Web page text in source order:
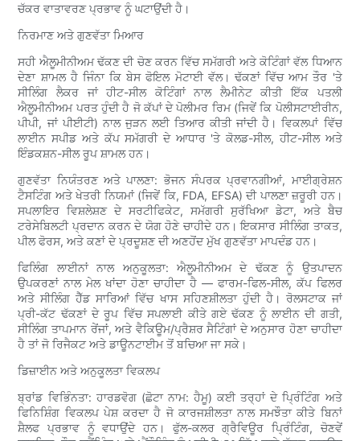
ਚੱਕਰ ਵਾਤਾਵਰਣ ਪ੍ਰਭਾਵ ਨੂੰ ਘਟਾਉਂਦੀ ਹੈ।
ਨਿਰਮਾਣ ਅਤੇ ਗੁਣਵੱਤਾ ਮਿਆਰ
ਸਹੀ ਐਲੂਮੀਨੀਅਮ ਢੱਕਣ ਦੀ ਚੋਣ ਕਰਨ ਵਿੱਚ ਸਮੱਗਰੀ ਅਤੇ ਕੋਟਿੰਗਾਂ ਵੱਲ ਧਿਆਨ
ਦੇਣਾ ਸ਼ਾਮਲ ਹੈ ਜਿੰਨਾ ਕਿ ਬੇਸ ਫੋਇਲ ਮੋਟਾਈ ਵੱਲ। ਢੱਕਣਾਂ ਵਿੱਚ ਆਮ ਤੌਰ 'ਤੇ
ਸੀਲਿੰਗ ਲੈਕਰ ਜਾਂ ਹੀਟ-ਸੀਲ ਕੋਟਿੰਗਾਂ ਨਾਲ ਲੈਮੀਨੇਟ ਕੀਤੀ ਇੱਕ ਪਤਲੀ
ਐਲੂਮੀਨੀਅਮ ਪਰਤ ਹੁੰਦੀ ਹੈ ਜੋ ਕੱਪਾਂ ਦੇ ਪੋਲੀਮਰ ਰਿਮ (ਜਿਵੇਂ ਕਿ ਪੋਲੀਸਟਾਈਰੀਨ,
ਪੀਪੀ, ਜਾਂ ਪੀਈਟੀ) ਨਾਲ ਜੁੜਨ ਲਈ ਤਿਆਰ ਕੀਤੀ ਜਾਂਦੀ ਹੈ। ਵਿਕਲਪਾਂ ਵਿੱਚ
ਲਾਈਨ ਸਪੀਡ ਅਤੇ ਕੱਪ ਸਮੱਗਰੀ ਦੇ ਆਧਾਰ 'ਤੇ ਕੋਲਡ-ਸੀਲ, ਹੀਟ-ਸੀਲ ਅਤੇ
ਇੰਡਕਸ਼ਨ-ਸੀਲ ਰੂਪ ਸ਼ਾਮਲ ਹਨ।
ਗੁਣਵੱਤਾ ਨਿਯੰਤਰਣ ਅਤੇ ਪਾਲਣਾ: ਭੋਜਨ ਸੰਪਰਕ ਪ੍ਰਵਾਨਗੀਆਂ, ਮਾਈਗ੍ਰੇਸ਼ਨ
ਟੈਸਟਿੰਗ ਅਤੇ ਖੇਤਰੀ ਨਿਯਮਾਂ (ਜਿਵੇਂ ਕਿ, FDA, EFSA) ਦੀ ਪਾਲਣਾ ਜ਼ਰੂਰੀ ਹਨ।
ਸਪਲਾਇਰ ਵਿਸ਼ਲੇਸ਼ਣ ਦੇ ਸਰਟੀਫਿਕੇਟ, ਸਮੱਗਰੀ ਸੁਰੱਖਿਆ ਡੇਟਾ, ਅਤੇ ਬੈਚ
ਟਰੇਸੇਬਿਲਟੀ ਪ੍ਰਦਾਨ ਕਰਨ ਦੇ ਯੋਗ ਹੋਣੇ ਚਾਹੀਦੇ ਹਨ। ਇਕਸਾਰ ਸੀਲਿੰਗ ਤਾਕਤ,
ਪੀਲ ਫੋਰਸ, ਅਤੇ ਕਣਾਂ ਦੇ ਪ੍ਰਦੂਸ਼ਣ ਦੀ ਅਣਹੋਂਦ ਮੁੱਖ ਗੁਣਵੱਤਾ ਮਾਪਦੰਡ ਹਨ।
ਫਿਲਿੰਗ ਲਾਈਨਾਂ ਨਾਲ ਅਨੁਕੂਲਤਾ: ਐਲੂਮੀਨੀਅਮ ਦੇ ਢੱਕਣ ਨੂੰ ਉਤਪਾਦਨ
ਉਪਕਰਣਾਂ ਨਾਲ ਮੇਲ ਖਾਂਦਾ ਹੋਣਾ ਚਾਹੀਦਾ ਹੈ — ਫਾਰਮ-ਫਿਲ-ਸੀਲ, ਕੱਪ ਫਿਲਰ
ਅਤੇ ਸੀਲਿੰਗ ਹੈੱਡ ਸਾਰਿਆਂ ਵਿੱਚ ਖਾਸ ਸਹਿਣਸ਼ੀਲਤਾ ਹੁੰਦੀ ਹੈ। ਰੋਲਸਟਾਕ ਜਾਂ
ਪ੍ਰੀ-ਕੱਟ ਢੱਕਣਾਂ ਦੇ ਰੂਪ ਵਿੱਚ ਸਪਲਾਈ ਕੀਤੇ ਗਏ ਢੱਕਣ ਨੂੰ ਲਾਈਨ ਦੀ ਗਤੀ,
ਸੀਲਿੰਗ ਤਾਪਮਾਨ ਰੇਂਜਾਂ, ਅਤੇ ਵੈਕਿਊਮ/ਪ੍ਰੈਸ਼ਰ ਸੈਟਿੰਗਾਂ ਦੇ ਅਨੁਸਾਰ ਹੋਣਾ ਚਾਹੀਦਾ
ਹੈ ਤਾਂ ਜੋ ਰਿਜੈਕਟ ਅਤੇ ਡਾਊਨਟਾਈਮ ਤੋਂ ਬਚਿਆ ਜਾ ਸਕੇ।
ਡਿਜ਼ਾਈਨ ਅਤੇ ਅਨੁਕੂਲਤਾ ਵਿਕਲਪ
ਬ੍ਰਾਂਡ ਵਿਭਿੰਨਤਾ: ਹਾਰਡਵੋਗ (ਛੋਟਾ ਨਾਮ: ਹੈਮੂ) ਕਈ ਤਰ੍ਹਾਂ ਦੇ ਪ੍ਰਿੰਟਿੰਗ ਅਤੇ
ਫਿਨਿਸ਼ਿੰਗ ਵਿਕਲਪ ਪੇਸ਼ ਕਰਦਾ ਹੈ ਜੋ ਕਾਰਜਸ਼ੀਲਤਾ ਨਾਲ ਸਮਝੌਤਾ ਕੀਤੇ ਬਿਨਾਂ
ਸ਼ੈਲਫ ਪ੍ਰਭਾਵ ਨੂੰ ਵਧਾਉਂਦੇ ਹਨ। ਫੁੱਲ-ਕਲਰ ਗ੍ਰੈਵਿਊਰ ਪ੍ਰਿੰਟਿੰਗ, ਚੋਣਵੇਂ